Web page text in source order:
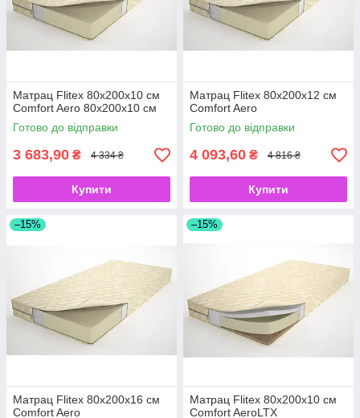
Матрац Flitex 80х200х10 см
Comfort Aero 80х200х10 см
Готово до відправки
3 683,90 ₴ 4 334 ₴
Купити
Матрац Flitex 80х200х12 см
Comfort Aero
Готово до відправки
4 093,60 ₴ 4 816 ₴
Купити
–15%
Матрац Flitex 80х200х16 см
Comfort Aero
–15%
Матрац Flitex 80х200х10 см
Comfort AeroLTX